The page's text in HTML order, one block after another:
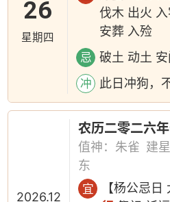
26
星期四
伐木 出火
安葬 入殓
忌 破土 动土
冲 此日冲狗，
2026.12
农历二零二六
值神：朱雀 建
东
宜 【杨公忌